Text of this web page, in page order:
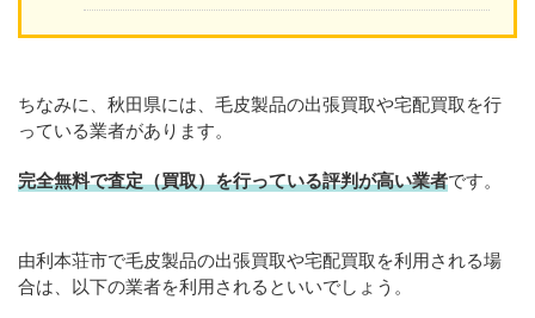
ちなみに、秋田県には、毛皮製品の出張買取や宅配買取を行
っている業者があります。
完全無料で査定（買取）を行っている評判が高い業者です。
由利本荘市で毛皮製品の出張買取や宅配買取を利用される場
合は、以下の業者を利用されるといいでしょう。